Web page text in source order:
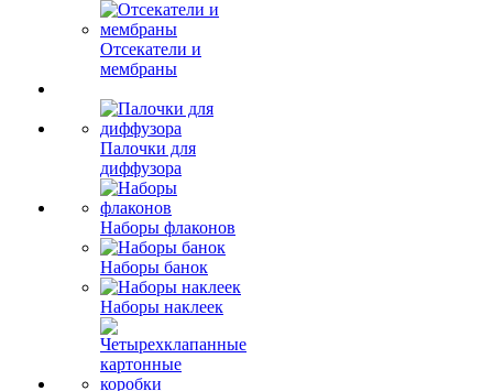
Отсекатели и
мембраны
Палочки для
диффузора
Наборы флаконов
Наборы банок
Наборы наклеек